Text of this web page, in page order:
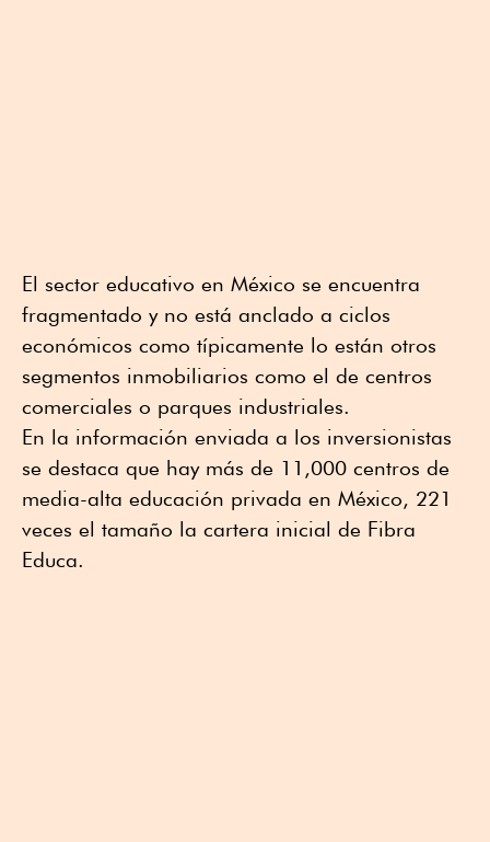
El sector educativo en México se encuentra
fragmentado y no está anclado a ciclos
económicos como típicamente lo están otros
segmentos inmobiliarios como el de centros
comerciales o parques industriales.
En la información enviada a los inversionistas
se destaca que hay más de 11,000 centros de
media-alta educación privada en México, 221
veces el tamaño la cartera inicial de Fibra
Educa.